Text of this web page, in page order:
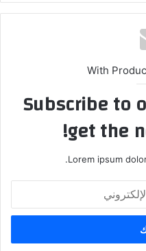
With
Subscribe to
get the
Lorem ipsum